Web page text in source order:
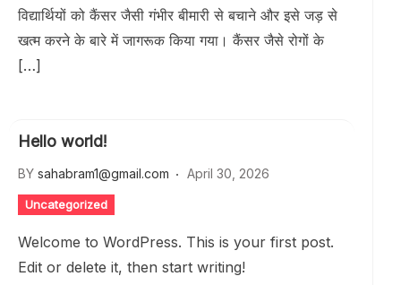
विद्यार्थियों को कैंसर जैसी गंभीर बीमारी से बचाने और इसे जड़ से
खत्म करने के बारे में जागरूक किया गया। कैंसर जैसे रोगों के
[…]
Hello world!
BY sahabram1@gmail.com April 30, 2026
Uncategorized
Welcome to WordPress. This is your first post.
Edit or delete it, then start writing!